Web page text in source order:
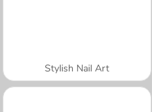
Stylish Nail Art